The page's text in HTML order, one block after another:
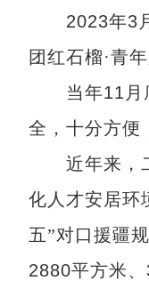
2023年3
团红石榴·青
当年11
全，十分方便
近年来，
化人才安居环
五”对口援疆
2880平方米、